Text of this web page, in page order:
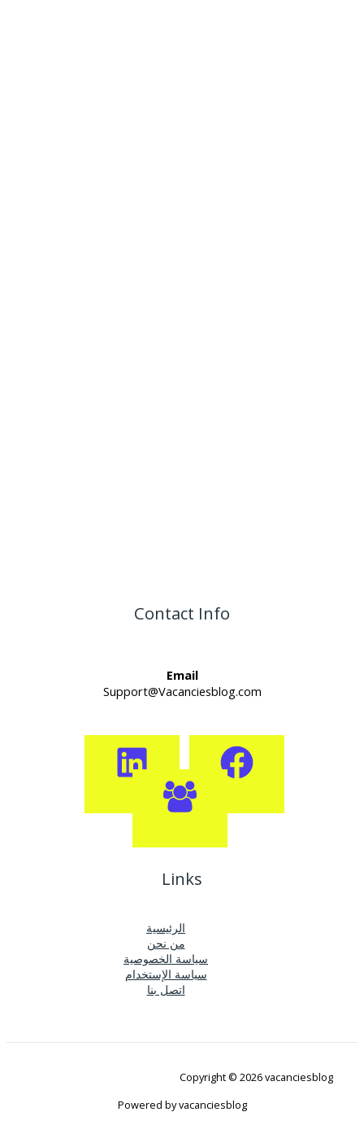
Contact Info
Email
Support@Vacanciesblog.com
Links
الرئيسية
من نحن
سياسة الخصوصية
سياسة الإستخدام
اتصل بنا
Copyright © 2026 vacanciesblog
Powered by vacanciesblog